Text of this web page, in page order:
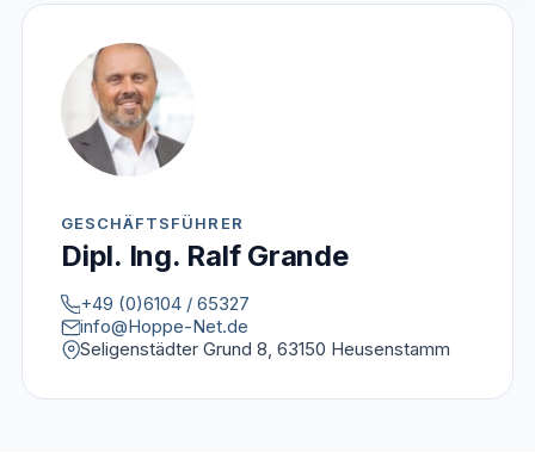
GESCHÄFTSFÜHRER
Dipl. Ing. Ralf Grande
+49 (0)6104 / 65327
info@Hoppe-Net.de
Seligenstädter Grund 8, 63150 Heusenstamm